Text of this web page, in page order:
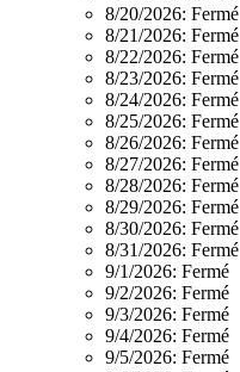
8/20/2026: Fermé
8/21/2026: Fermé
8/22/2026: Fermé
8/23/2026: Fermé
8/24/2026: Fermé
8/25/2026: Fermé
8/26/2026: Fermé
8/27/2026: Fermé
8/28/2026: Fermé
8/29/2026: Fermé
8/30/2026: Fermé
8/31/2026: Fermé
9/1/2026: Fermé
9/2/2026: Fermé
9/3/2026: Fermé
9/4/2026: Fermé
9/5/2026: Fermé